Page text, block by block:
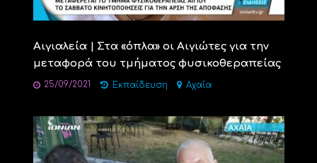
Αιγιαλεία | Στα «όπλα» οι Αιγιώτες για την
μεταφορά του τμήματος φυσικοθεραπείας
25/09/2021 Εκπαίδευση Αχαΐα